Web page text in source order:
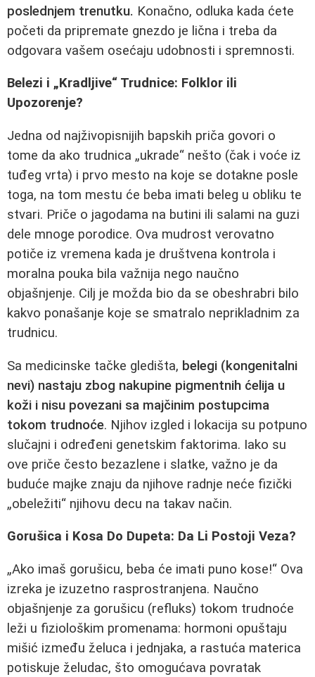
poslednjem trenutku. Konačno, odluka kada ćete
početi da pripremate gnezdo je lična i treba da
odgovara vašem osećaju udobnosti i spremnosti.
Belezi i „Kradljive“ Trudnice: Folklor ili
Upozorenje?
Jedna od najživopisnijih bapskih priča govori o
tome da ako trudnica „ukrade“ nešto (čak i voće iz
tuđeg vrta) i prvo mesto na koje se dotakne posle
toga, na tom mestu će beba imati beleg u obliku te
stvari. Priče o jagodama na butini ili salami na guzi
dele mnoge porodice. Ova mudrost verovatno
potiče iz vremena kada je društvena kontrola i
moralna pouka bila važnija nego naučno
objašnjenje. Cilj je možda bio da se obeshrabri bilo
kakvo ponašanje koje se smatralo neprikladnim za
trudnicu.
Sa medicinske tačke gledišta, belegi (kongenitalni
nevi) nastaju zbog nakupine pigmentnih ćelija u
koži i nisu povezani sa majčinim postupcima
tokom trudnoće. Njihov izgled i lokacija su potpuno
slučajni i određeni genetskim faktorima. Iako su
ove priče često bezazlene i slatke, važno je da
buduće majke znaju da njihove radnje neće fizički
„obeležiti“ njihovu decu na takav način.
Gorušica i Kosa Do Dupeta: Da Li Postoji Veza?
„Ako imaš gorušicu, beba će imati puno kose!“ Ova
izreka je izuzetno rasprostranjena. Naučno
objašnjenje za gorušicu (refluks) tokom trudnoće
leži u fiziološkim promenama: hormoni opuštaju
mišić između želuca i jednjaka, a rastuća materica
potiskuje želudac, što omogućava povratak